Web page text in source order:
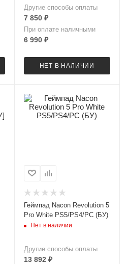
Другие способы оплаты
7 850₽
При оплате наличными
6 990₽
НЕТ В НАЛИЧИИ
Геймпад Nacon Revolution 5
Pro White PS5/PS4/PC (БУ)
Нет в наличии
Другие способы оплаты
13 892 ₽